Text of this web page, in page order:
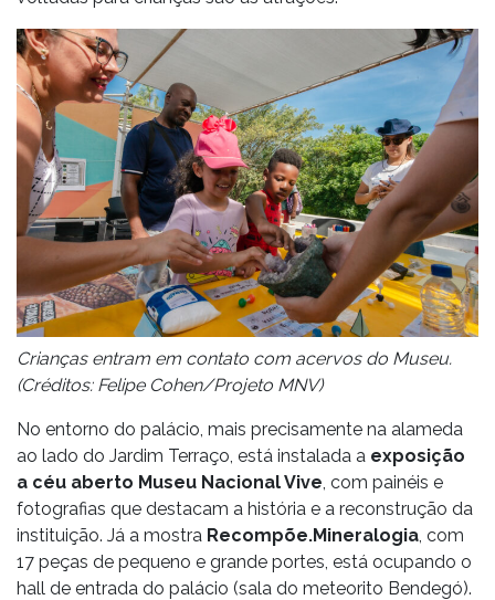
Crianças entram em contato com acervos do Museu.
(Créditos: Felipe Cohen/Projeto MNV)
No entorno do palácio, mais precisamente na alameda
ao lado do Jardim Terraço, está instalada a exposição
a céu aberto Museu Nacional Vive , com painéis e
fotografias que destacam a história e a reconstrução da
instituição. Já a mostra Recompõe.Mineralogia , com
17 peças de pequeno e grande portes, está ocupando o
hall de entrada do palácio (sala do meteorito Bendegó).